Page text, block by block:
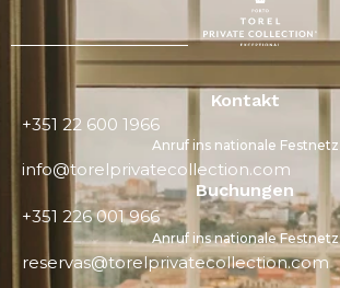
Kontakt
+351 22 600 1966
Anruf ins nationale Festnetz
info@torelprivatecollection.com
Buchungen
+351 226 001 966
Anruf ins nationale Festnetz
reservas@torelprivatecollection.com